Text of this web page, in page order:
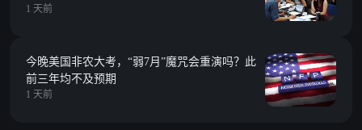
1 天前
今晚美国非农大考，“弱7月”魔咒会重演吗？此
前三年均不及预期
1 天前